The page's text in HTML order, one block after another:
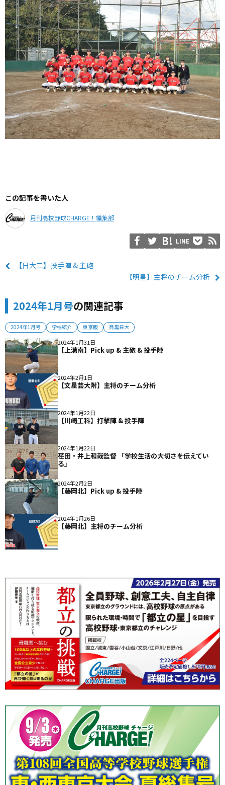
この記事を書いた人
月刊高校野球CHARGE！編集部
LINE
【日大二】投手陣 & 主砲
【明星】主将のチーム分析
2024年1月号の関連記事
2024年1月号 学校紹介 東京版 目黒日大
2024年1月31日
【上溝南】Pick up & 主砲 & 投手陣
2024年2月1日
【文星芸大附】主将のチーム分析
2024年1月22日
【川崎工科】打撃陣 & 投手陣
2024年1月22日
荏田・井上和哉監督 「学校生活の大切さを伝えてい
る」
2024年2月2日
【藤岡北】Pick up & 投手陣
2024年1月26日
【藤岡北】主将のチーム分析